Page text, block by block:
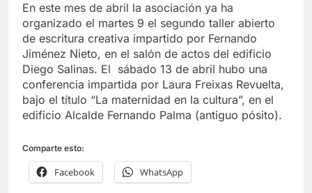
En este mes de abril la asociación ya ha
organizado el martes 9 el segundo taller abierto
de escritura creativa impartido por Fernando
Jiménez Nieto, en el salón de actos del edificio
Diego Salinas. El sábado 13 de abril hubo una
conferencia impartida por Laura Freixas Revuelta,
bajo el título “La maternidad en la cultura”, en el
edificio Alcalde Fernando Palma (antiguo pósito).
Comparte esto:
Facebook WhatsApp